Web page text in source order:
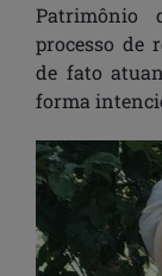
Patrimônio
processo de
de fato
forma